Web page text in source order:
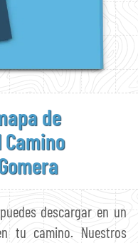
de
descargar en un
tu camino. Nuestros